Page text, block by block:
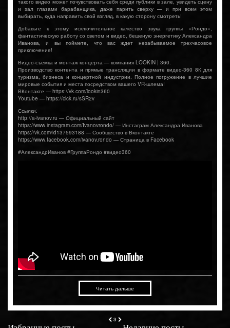
и зал глазами барабанщика, даже парить сверху — и при всем этом
выбирать, куда направить свой взгляд, в какую сторону смотреть!
Добавьте к этому исключительное качество звука группы «Рондо»,
фантастическую работу со светом и видео, бешеную энергетику Александра
Иванова, и вы поймете, что вас ждет незабываемое трехчасовое
приключение!
Видео-съемка и монтаж концерта — компания LOOKIN | 360.
Производство контента и прямые трансляции в формате видео-360 8К для
туризма, бизнеса и концертной индустрии. Полное погружение в лучшие
мировые события и места посредством вашего VR-шлема!
ВКонтакте — https://vk.com/lookin360
Youtube — https://clck.ru/sSR2v
Ссылки:
http://a-ivanov.ru — Официальный сайт
https://www.instagram.com/Ivanovrondo/ — Инстаграм Александра Иванова
https://vk.com/id137593188 — Сообщество в Вконтакте
https://www.facebook.com/ivanov.rondo — Страница в Facebook
#АлександрИванов #ГруппаРондо #видео360
Читать дальше
3